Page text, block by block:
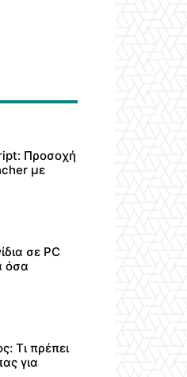
Προσοχή
με
σε PC
όσα
Τι πρέπει
για